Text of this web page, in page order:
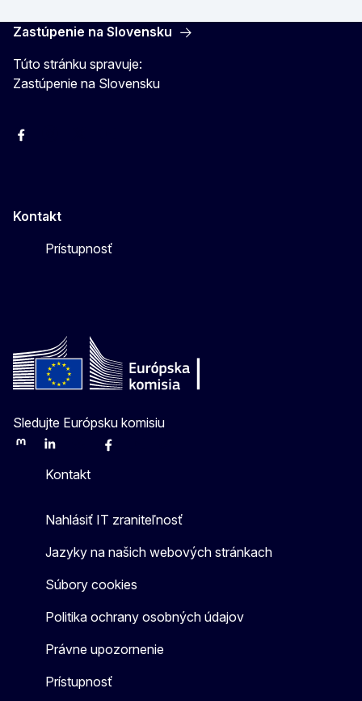
Zastúpenie na Slovensku
Túto stránku spravuje:
Zastúpenie na Slovensku
Facebook
Kontakt
Prístupnosť
Sledujte Európsku komisiu
MastodonLinkedInBlueskyFacebook
Kontakt
Nahlásiť IT zraniteľnosť
Jazyky na našich webových stránkach
Súbory cookies
Politika ochrany osobných údajov
Právne upozornenie
Prístupnosť